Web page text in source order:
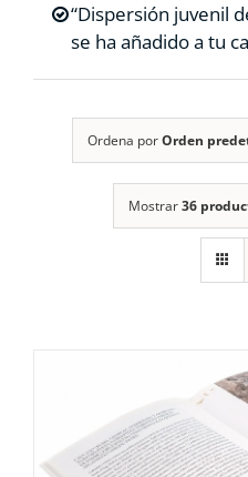
“Dispersión juvenil
se ha añadido a tu
Ordena porOrden
Mostrar36